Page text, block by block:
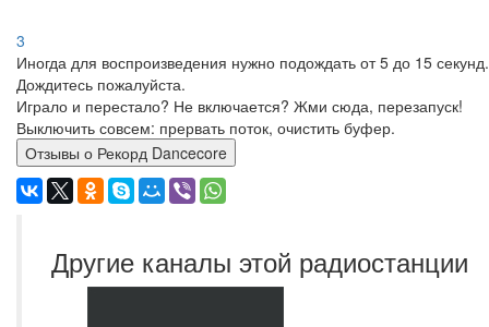
3
Иногда для воспроизведения нужно подождать от 5 до 15 секунд.
Дождитесь пожалуйста.
Играло и перестало? Не включается? Жми сюда, перезапуск!
Выключить совсем: прервать поток, очистить буфер.
Отзывы о Рекорд Dancecore
Другие каналы этой радиостанции